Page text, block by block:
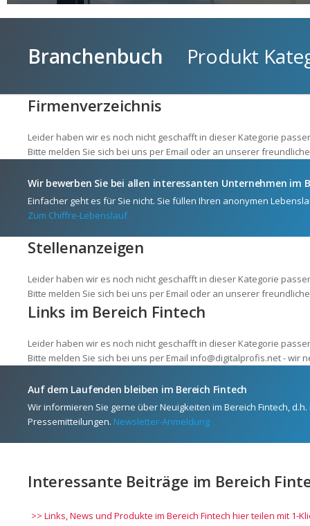
Branchenbuch Produkt
Firmenverzeichnis
Leider haben wir es noch nicht geschafft in dieser Kategorie
Bitte melden Sie sich bei uns per Email oder an unserer
Wir bewerben Sie bei allen interessanten Unternehmen im
Einfacher geht es für Sie nicht. Sie füllen Ihren anonymen
Zum Chiffre-Lebenslauf
Stellenanzeigen
Leider haben wir es noch nicht geschafft in dieser Kategorie
Bitte melden Sie sich bei uns per Email oder an unserer
Links im Bereich Fintech
Leider haben wir es noch nicht geschafft in dieser Kategorie
Bitte melden Sie sich bei uns per Email info@digitalprofis.net - wir
Auf dem Laufenden bleiben im Bereich Fintech
Wir informieren Sie gerne über Neuigkeiten im Bereich Fintech,
Pressemitteilungen. Newsletter-Anmeldung
Interessante Beiträge im Bereich
>> Links, News und Produkte im Bereich Fintech hier teilen mit 1-